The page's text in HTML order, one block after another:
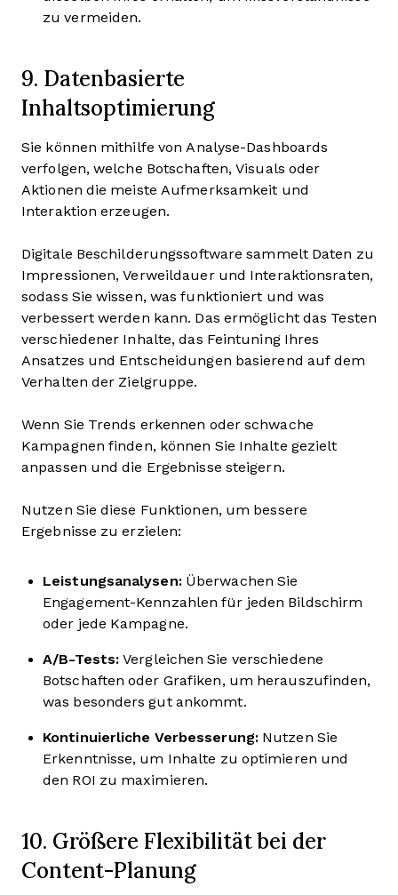
zu vermeiden.
9. Datenbasierte
Inhaltsoptimierung
Sie können mithilfe von Analyse-Dashboards
verfolgen, welche Botschaften, Visuals oder
Aktionen die meiste Aufmerksamkeit und
Interaktion erzeugen.
Digitale Beschilderungssoftware sammelt Daten zu
Impressionen, Verweildauer und Interaktionsraten,
sodass Sie wissen, was funktioniert und was
verbessert werden kann. Das ermöglicht das Testen
verschiedener Inhalte, das Feintuning Ihres
Ansatzes und Entscheidungen basierend auf dem
Verhalten der Zielgruppe.
Wenn Sie Trends erkennen oder schwache
Kampagnen finden, können Sie Inhalte gezielt
anpassen und die Ergebnisse steigern.
Nutzen Sie diese Funktionen, um bessere
Ergebnisse zu erzielen:
Leistungsanalysen:Überwachen Sie
Engagement-Kennzahlen für jeden Bildschirm
oder jede Kampagne.
A/B-Tests: Vergleichen Sie verschiedene
Botschaften oder Grafiken, um herauszufinden,
was besonders gut ankommt.
Kontinuierliche Verbesserung:Nutzen Sie
Erkenntnisse, um Inhalte zu optimieren und
den ROI zu maximieren.
10. Größere Flexibilität bei der
Content-Planung